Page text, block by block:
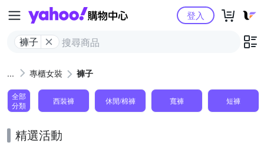
Yahoo購物中心
褲子
登入
專櫃女裝 褲子
全部
分類
西裝褲 休閒/棉褲 寬褲 短褲
精選活動